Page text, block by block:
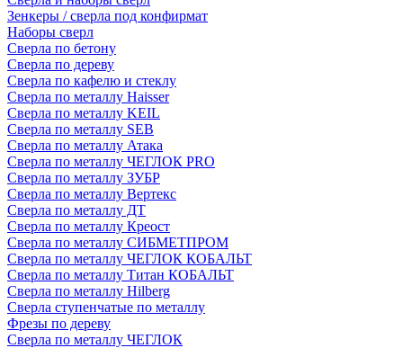
Зенкеры / сверла под конфирмат
Наборы сверл
Сверла по бетону
Сверла по дереву
Сверла по кафелю и стеклу
Сверла по металлу Haisser
Сверла по металлу KEIL
Сверла по металлу SEB
Сверла по металлу Атака
Сверла по металлу ЧЕГЛОК PRO
Сверла по металлу ЗУБР
Сверла по металлу Вертекс
Сверла по металлу ДТ
Сверла по металлу Креост
Сверла по металлу СИБМЕТПРОМ
Сверла по металлу ЧЕГЛОК КОБАЛЬТ
Сверла по металлу Титан КОБАЛЬТ
Сверла по металлу Hilberg
Сверла ступенчатые по металлу
Фрезы по дереву
Сверла по металлу ЧЕГЛОК